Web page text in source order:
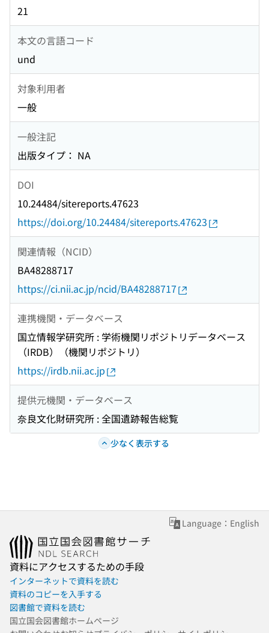
21
本文の言語コード
und
対象利用者
一般
一般注記
出版タイプ： NA
DOI
10.24484/sitereports.47623
https://doi.org/10.24484/sitereports.47623
関連情報（NCID）
BA48288717
https://ci.nii.ac.jp/ncid/BA48288717
連携機関・データベース
国立情報学研究所 : 学術機関リポジトリデータベース
（IRDB）（機関リポジトリ）
https://irdb.nii.ac.jp
提供元機関・データベース
奈良文化財研究所 : 全国遺跡報告総覧
少なく表示する
Language：English
資料にアクセスするための手段
インターネットで資料を読む
資料のコピーを入手する
図書館で資料を読む
国立国会図書館ホームページ